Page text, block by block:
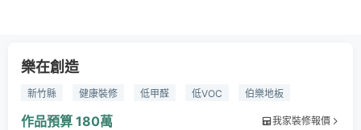
樂在創造
新竹縣 健康裝修 低甲醛 低VOC
伯樂地板
伯樂傢俱
伯樂照明
作品預算 180萬 我家裝修報價